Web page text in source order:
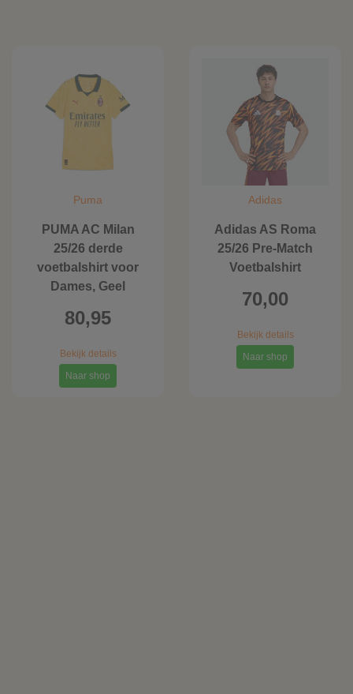
Puma
PUMA AC Milan
25/26 derde
voetbalshirt voor
Dames, Geel
80,95
Bekijk details
Naar shop
Adidas
Adidas AS Roma
25/26 Pre-Match
Voetbalshirt
70,00
Bekijk details
Naar shop